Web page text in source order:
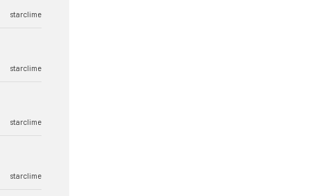
starclime
starclime
starclime
starclime